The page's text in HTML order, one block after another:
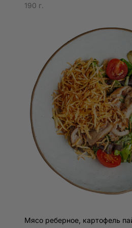
190 г.
Мясо реберное, картофель
Другое
анализа посещаемости и
Обработка таких данных
согласия пользователя,
нажатия кнопки «Согласен» во
Какие cookie мы используем?
Мы используем технические
корректной работы сайта,
сохранения пользовательских
cookie для сбора статистики и
использованием сервиса
Можно ли отказаться от
Вы можете отказаться от
cookie при первом посещении
можете управлять файлами